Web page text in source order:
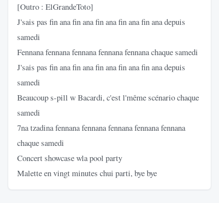
[Outro : ElGrandeToto]
J'sais pas fin ana fin ana fin ana fin ana fin ana depuis
samedi
Fennana fennana fennana fennana fennana chaque samedi
J'sais pas fin ana fin ana fin ana fin ana fin ana depuis
samedi
Beaucoup s-pill w Bacardi, c'est l'même scénario chaque
samedi
7na tzadina fennana fennana fennana fennana fennana
chaque samedi
Concert showcase wla pool party
Malette en vingt minutes chui parti, bye bye